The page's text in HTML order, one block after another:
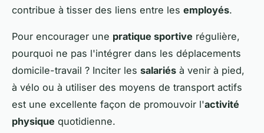
contribue à tisser des liens entre les employés.
Pour encourager une pratique sportive régulière,
pourquoi ne pas l'intégrer dans les déplacements
domicile-travail ? Inciter les salariés à venir à pied,
à vélo ou à utiliser des moyens de transport actifs
est une excellente façon de promouvoir l'activité
physique quotidienne.